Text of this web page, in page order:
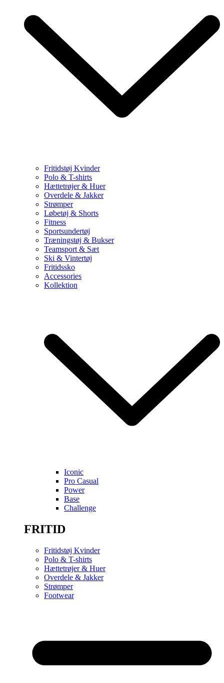
Fritidstøj Kvinder
Polo & T-shirts
Hættetrøjer & Huer
Overdele & Jakker
Strømper
Løbetøj & Shorts
Fitness
Sportsundertøj
Træningstøj & Bukser
Teamsport & Sæt
Ski & Vintertøj
Fritidssko
Accessories
Kollektion
Iconic
Pro Casual
Power
Base
Challenge
FRITID
Fritidstøj Kvinder
Polo & T-shirts
Hættetrøjer & Huer
Overdele & Jakker
Strømper
Footwear